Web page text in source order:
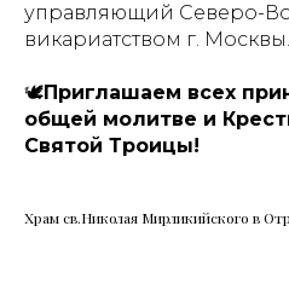
управляющий Северо-
викариатством г. Москвы.
🕊Приглашаем всех
общей молитве и
Святой Троицы!
Храм св.Николая Мирликийского в